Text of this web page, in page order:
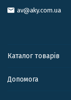
av@aky.com.ua
Каталог товарів
Допомога